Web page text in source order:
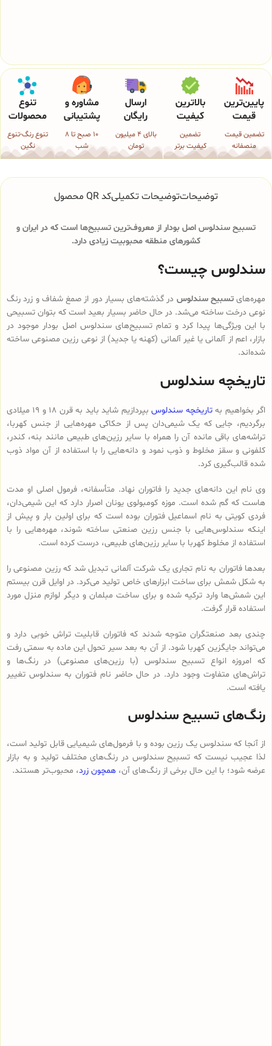
پایین‌ترین
قیمت
تضمین قیمت
منصفانه
بالاترین
کیفیت
تضمین
کیفیت برتر
ارسال
رایگان
بالای 4 میلیون
تومان
مشاوره و
پشتیبانی
10 صبح تا 8
شب
تنوع
محصولات
تنوع رنگ-تنوع
نگین
توضیحاتتوضیحات تکمیلیکد QR محصول
تسبیح سندلوس اصل بودار از معروف‌ترین تسبیح‌ها است که در ایران و
کشورهای منطقه محبوبیت زیادی دارد.
سندلوس چیست؟
مهره‌هایتسبیح سندلوس در گذشته‌های بسیار دور از صمغ شفاف و زرد رنگ
نوعی درخت ساخته می‌شد. در حال حاضر بسیار بعید است که بتوان تسبیحی
با این ویژگی‌ها پیدا کرد و تمام تسبیح‌های سندلوس‌ اصل بودار موجود در
بازار، اعم از آلمانی یا غیر آلمانی (کهنه یا جدید) از نوعی رزین مصنوعی ساخته
شده‌اند.
تاریخچه سندلوس
اگر بخواهیم بهتاریخچه سندلوس
بپردازیم شاید باید به قرن 18 و 19 میلادی
برگردیم، جایی که یک شیمی‌دان پس از حکاکی مهره‌هایی از جنس کهربا،
تراشه‌های باقی مانده آن را همراه با سایر رزین‌های طبیعی مانند بنه، کندر،
کلفونی و سقز مخلوط و ذوب نمود و دانه‌هایی را با استفاده از آن مواد ذوب
شده قالب‌گیری کرد.
وی نام این دانه‌های جدید را فاتوران نهاد. متأسفانه، فرمول اصلی او مدت
هاست که گم شده است. موزه کومبولوی یونان اصرار دارد که این شیمی‌دان،
فردی کویتی به نام اسماعیل فتوران بوده است که برای اولین بار و پیش از
اینکه سندلوس‌هایی با جنس رزین صنعتی ساخته شوند، مهره‌هایی را با
استفاده از مخلوط کهربا با سایر رزین‌های طبیعی، درست کرده است.
بعدها فاتوران به نام تجاری یک شرکت آلمانی تبدیل شد که رزین مصنوعی را
به شکل شمش برای ساخت ابزارهای خاص تولید می‌کرد. در اوایل قرن بیستم
این شمش‌ها وارد ترکیه شده و برای ساخت مبلمان و دیگر لوازم منزل مورد
استفاده قرار گرفت.
چندی بعد صنعتگران متوجه شدند که فاتوران قابلیت تراش خوبی دارد و
می‌تواند جایگزین کهربا شود. از آن به بعد سیر تحول این ماده به سمتی رفت
که امروزه انواع تسبیح‌ سندلوس (با رزین‌های مصنوعی) در رنگ‌ها و
تراش‌های متفاوت وجود دارد. در حال حاضر نام فتوران به سندلوس تغییر
یافته است.
رنگ‌های تسبیح سندلوس
از آنجا که سندلوس یک رزین بوده و با فرمول‌های شیمیایی قابل تولید است،
لذا عجیب نیست که تسبیح سندلوس در رنگ‌های مختلف تولید و به بازار
عرضه شود؛ با این حال برخی از رنگ‌های آن، همچون زرد، محبوب‌تر هستند.